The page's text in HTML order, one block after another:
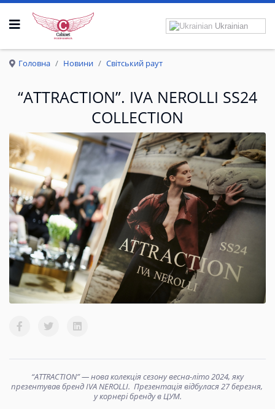
РОЗПРАВКРИЛА
Ukrainian
Головна Новини Світський раут
“ATTRACTION”. IVA NEROLLI SS24
COLLECTION
“ATTRACTION” — нова колекція сезону весна-літо 2024, яку
презентував бренд IVA NEROLLI. Презентація відбулася 27 березня,
у корнері бренду в ЦУМ.